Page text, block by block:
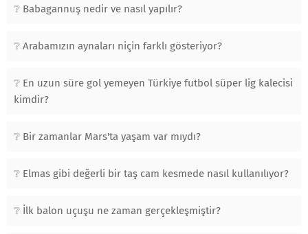
Babagannuş nedir ve nasıl yapılır?
Arabamızın aynaları niçin farklı gösteriyor?
En uzun süre gol yemeyen Türkiye futbol süper lig kalecisi
kimdir?
Bir zamanlar Mars'ta yaşam var mıydı?
Elmas gibi değerli bir taş cam kesmede nasıl kullanılıyor?
İlk balon uçuşu ne zaman gerçekleşmiştir?